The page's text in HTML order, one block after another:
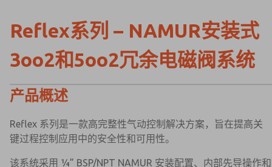
Reflex系列 – NAMUR安装式
3oo2和5oo2冗余电磁阀系统
产品概述
Reflex 系列是一款高完整性气动控制解决方案，旨在提高关
键过程控制应用中的安全性和可用性。
该系统采用 ¼” BSP/NPT NAMUR 安装配置、内部先导操作和